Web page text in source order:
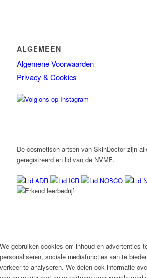
ALGEMEEN
Algemene Voorwaarden
Privacy & Cookies
De cosmetisch artsen van SkinDoctor zijn
geregistreerd en lid van de NVME.
We gebruiken cookies om inhoud en advertenties
personaliseren, sociale mediafuncties aan te
verkeer te analyseren. We delen ook informatie